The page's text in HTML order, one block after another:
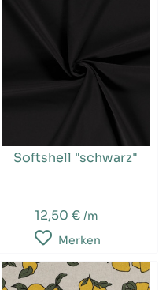
Softshell "schwarz"
12,50 €/m
Merken